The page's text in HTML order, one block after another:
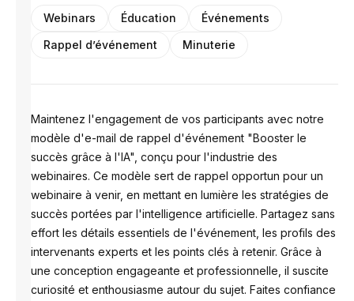
Webinars Éducation
Événements
Rappel d’événement
Minuterie
Maintenez l'engagement de vos participants avec notre
modèle d'e-mail de rappel d'événement "Booster le
succès grâce à l'IA", conçu pour l'industrie des
webinaires. Ce modèle sert de rappel opportun pour un
webinaire à venir, en mettant en lumière les stratégies de
succès portées par l'intelligence artificielle. Partagez sans
effort les détails essentiels de l'événement, les profils des
intervenants experts et les points clés à retenir. Grâce à
une conception engageante et professionnelle, il suscite
curiosité et enthousiasme autour du sujet. Faites confiance